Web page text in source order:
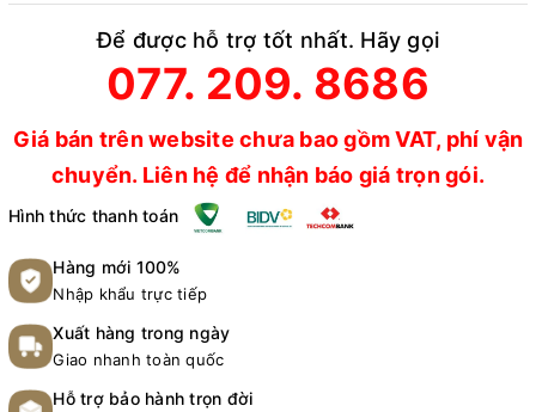
Để được hỗ trợ tốt nhất. Hãy gọi
077. 209. 8686
Giá bán trên website chưa bao gồm VAT, phí vận
chuyển. Liên hệ để nhận báo giá trọn gói.
Hình thức thanh toán
Hàng mới 100%
Nhập khẩu trực tiếp
Xuất hàng trong ngày
Giao nhanh toàn quốc
Hỗ trợ bảo hành trọn đời